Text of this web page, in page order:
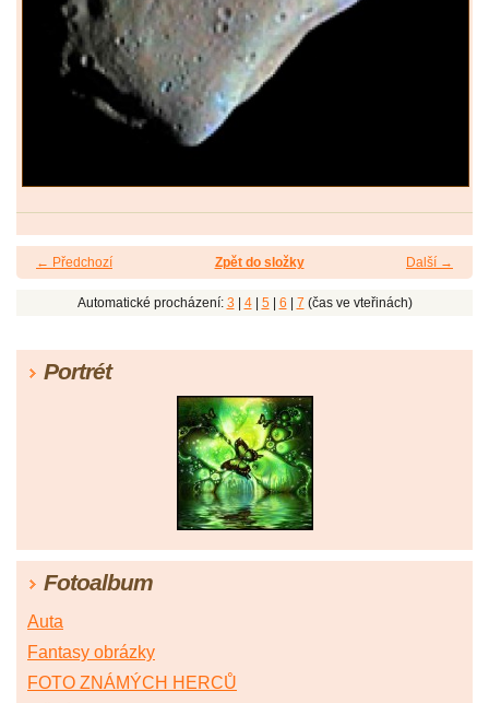
← Předchozí Další →
Zpět do složky
Automatické procházení: 3 4| 5| 6 7 (čas ve vteřinách)
Portrét
Fotoalbum
Auta
Fantasy obrázky
FOTO ZNÁMÝCH HERCŮ